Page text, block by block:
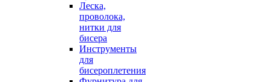
Леска,
проволока,
нитки для
бисера
Инструменты
для
бисероплетения